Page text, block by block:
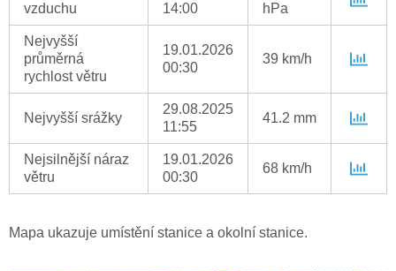
vzduchu
14:00
hPa
Nejvyšší
průměrná
rychlost větru
19.01.2026
00:30
39 km/h
Nejvyšší srážky
29.08.2025
11:55
41.2 mm
Nejsilnější náraz
větru
19.01.2026
00:30
68 km/h
Mapa ukazuje umístění stanice a okolní stanice.